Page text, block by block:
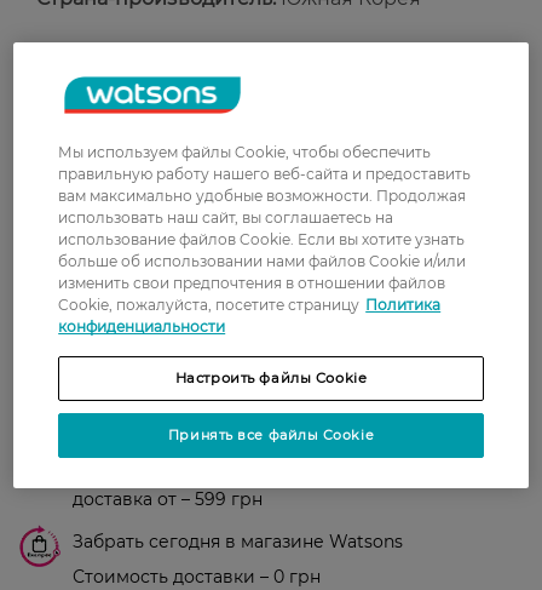
Рейтинг и отзывы
0
З 0 відгуків
0 відгуків
Доставка
Новая почта
В отделение Новой почты - 99 грн, бесплатно
от 699 грн
доставка от – 599 грн
Забрать сегодня в магазине Watsons
Стоимость доставки – 0 грн
Мы используем файлы Cookie, чтобы обеспечить
правильную работу нашего веб-сайта и предоставить
вам максимально удобные возможности. Продолжая
использовать наш сайт, вы соглашаетесь на
использование файлов Cookie. Если вы хотите узнать
больше об использовании нами файлов Cookie и/или
изменить свои предпочтения в отношении файлов
Cookie, пожалуйста, посетите страницу Политика
конфиденциальности
Настроить файлы Cookie
Принять все файлы Cookie